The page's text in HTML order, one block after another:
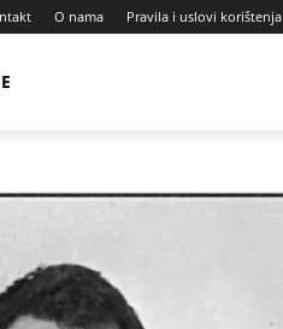
O nama Pravila i uslovi korištenja